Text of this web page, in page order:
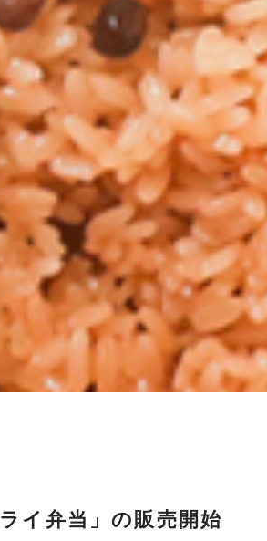
イ弁当」の販売開始